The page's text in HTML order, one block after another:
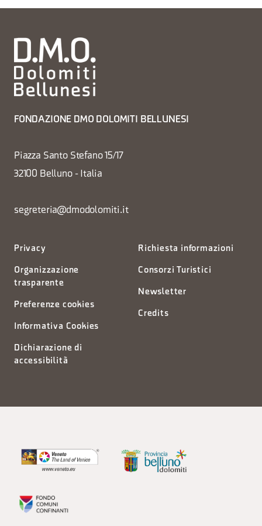
FONDAZIONE DMO DOLOMITI BELLUNESI
Piazza Santo Stefano 15/17
32100 Belluno - Italia
segreteria@dmodolomiti.it
Privacy
Organizzazione
trasparente
Preferenze cookies
Informativa Cookies
Dichiarazione di
accessibilità
Richiesta informazioni
Consorzi Turistici
Newsletter
Credits